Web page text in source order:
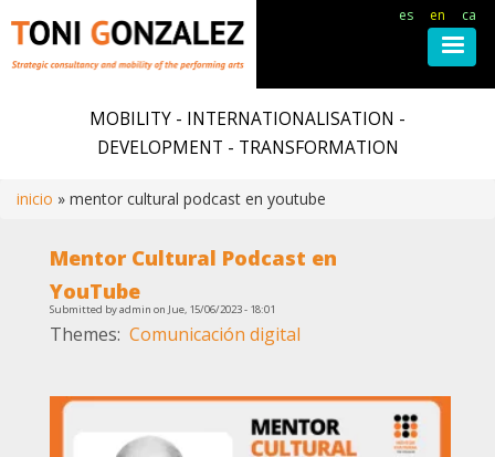
MOBILITY - INTERNATIONALISATION -
DEVELOPMENT - TRANSFORMATION
Breadcrumb
inicio mentor cultural podcast en youtube
es en ca
Mentor Cultural Podcast en
YouTube
Submitted byadmin on Jue, 15/06/2023 - 18:01
Themes Comunicación digital